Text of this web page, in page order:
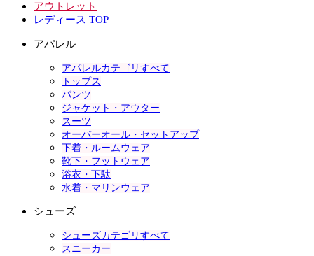
アウトレット
レディース TOP
アパレル
アパレルカテゴリすべて
トップス
パンツ
ジャケット・アウター
スーツ
オーバーオール・セットアップ
下着・ルームウェア
靴下・フットウェア
浴衣・下駄
水着・マリンウェア
シューズ
シューズカテゴリすべて
スニーカー